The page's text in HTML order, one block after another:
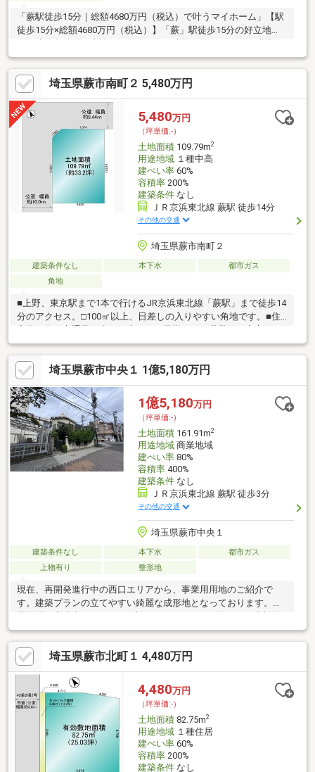
「蕨駅徒歩15分｜総額4680万円（税込）で叶うマイホーム」【駅
徒歩15分×総額4680万円（税込）】「蕨」駅徒歩15分の好立地
に、建築条件付き売地のご紹介です。建物価格1500万円（税込）
の参考プランをご用意しており、2階建て98ｍ2の建築が可能で
す。■ 自由設計対応今なら間取りや仕様はご相談可能。ご家族の
ライフスタイルに合わせた住まいづくりができます。■ 自社直売
諸費用を抑えられる点も魅力です。都心へのアクセスも良好で、
通勤・通学にも便利な立地。初めてのマイホームにもおすすめで
す。
埼玉県蕨市南町２ 5,480万円
5,480万円
（坪単価:-）
土地面積109.79m2
用途地域１種中高
建ぺい率60%
容積率200%
建築条件なし
ＪＲ京浜東北線 蕨駅 徒歩14分
その他の交通
埼玉県蕨市南町２
建築条件なし 本下水
都市ガス
角地
■上野、東京駅まで1本で行けるJR京浜東北線「蕨駅」まで徒歩14
分のアクセス。□100㎡以上、日差しの入りやすい角地です。■住
すね。□建築条件無し！こだわりのマイホームを建ててみません
か？～購入の流れや事前審査も～・住宅ローンを借りることはで
きる？弊社でご条件のフィットした銀行のご紹介と審査手続きも
行えます！その他ご不明点の相談だけでもOK！～自分好みのオン
リーワンの戸建てを～・ハウスウェルには建築部門があるので購
入から建築までワンストップサポート出来ます！・建築プランか
らこだわりたい部分までなんでもご相談ください♪
埼玉県蕨市中央１ 1億5,180万円
1億5,180万円
（坪単価:-）
土地面積161.91m2
用途地域商業地域
建ぺい率80%
容積率400%
建築条件なし
ＪＲ京浜東北線 蕨駅 徒歩3分
その他の交通
埼玉県蕨市中央１
建築条件なし 本下水
都市ガス
上物有り
整形地
現在、再開発進行中の西口エリアから、事業用用地のご紹介で
す。建築プランの立てやすい綺麗な成形地となっております。商
積を十分に確保した多層階ビルへの活用が可能です。周辺はコン
ビニやスーパー、金融機関が軒を連ねる高い利便性の環境であ
り、視認性も確保されているため、1階を店舗、上層階を事務所や
クリニックとする複合ビル、あるいは都市型賃貸マンションにも
最適です。さらに、本物件は更地渡しのため、解体コストを抑え
てスムーズな事業着手が可能です。
埼玉県蕨市北町１ 4,480万円
4,480万円
（坪単価:-）
土地面積82.75m2
用途地域１種住居
建ぺい率60%
容積率200%
建築条件なし